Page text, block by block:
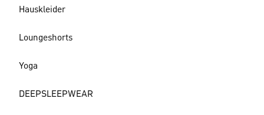
Hauskleider
Loungeshorts
Yoga
DEEPSLEEPWEAR